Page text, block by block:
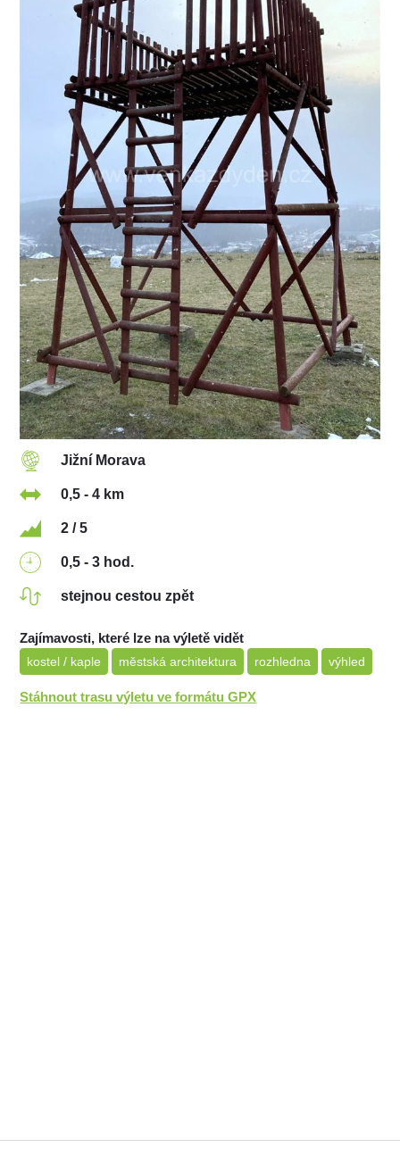
Jižní Morava
0,5 - 4 km
2 / 5
0,5 - 3 hod.
stejnou cestou zpět
Zajímavosti, které lze na výletě vidět
kostel / kaple městská architektura rozhledna výhled
Stáhnout trasu výletu ve formátu GPX